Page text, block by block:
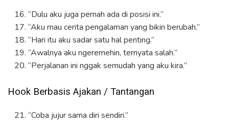
“Dulu aku juga pernah ada di posisi ini.”
“Aku mau cerita pengalaman yang bikin berubah.”
“Hari itu aku sadar satu hal penting.”
“Awalnya aku ngeremehin, ternyata salah.”
“Perjalanan ini nggak semudah yang aku kira.”
Hook Berbasis Ajakan / Tantangan
“Coba jujur sama diri sendiri.”